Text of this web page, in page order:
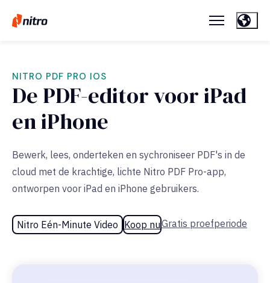
NITRO PDF PRO IOS
De PDF-editor voor iPad
en iPhone
Bewerk, lees, onderteken en sychroniseer PDF's in de
cloud met de krachtige, lichte Nitro PDF Pro-app,
ontworpen voor iPad en iPhone gebruikers.
Nitro Eén-Minute Video Koop nuGratis proefperiode